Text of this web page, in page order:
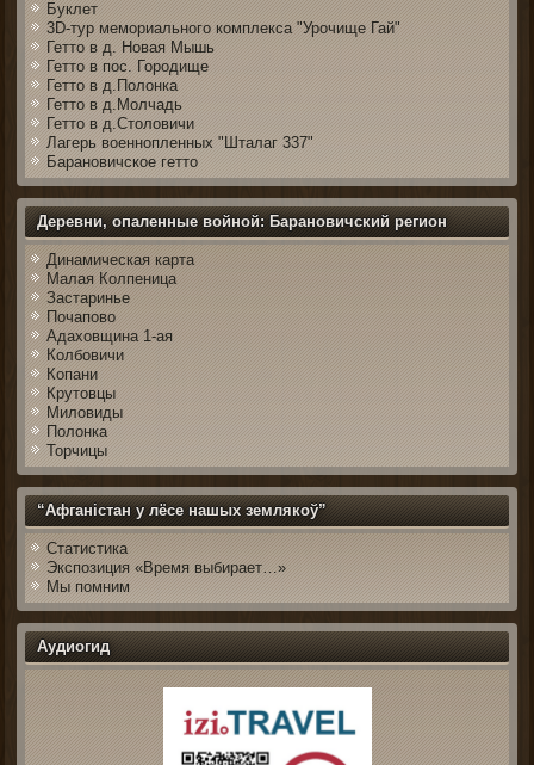
Буклет
3D-тур мемориального комплекса "Урочище Гай"
Гетто в д. Новая Мышь
Гетто в пос. Городище
Гетто в д.Полонка
Гетто в д.Молчадь
Гетто в д.Столовичи
Лагерь военнопленных "Шталаг 337"
Барановичское гетто
Деревни, опаленные войной: Барановичский регион
Динамическая карта
Малая Колпеница
Застаринье
Почапово
Адаховщина 1-ая
Колбовичи
Копани
Крутовцы
Миловиды
Полонка
Торчицы
“Афганістан у лёсе нашых землякоў”
Статистика
Экспозиция «Время выбирает…»
Мы помним
Аудиогид